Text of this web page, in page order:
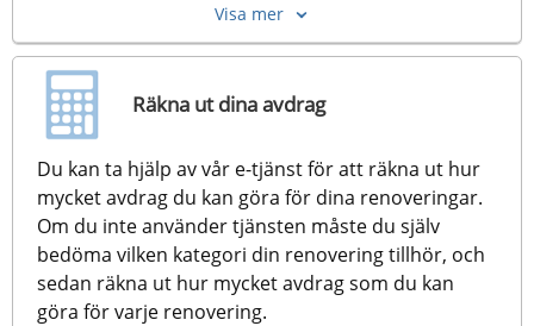
Visa mer
Räkna ut dina avdrag
Du kan ta hjälp av vår e-tjänst för att räkna ut hur
mycket avdrag du kan göra för dina renoveringar.
Om du inte använder tjänsten måste du själv
bedöma vilken kategori din renovering tillhör, och
sedan räkna ut hur mycket avdrag som du kan
göra för varje renovering.